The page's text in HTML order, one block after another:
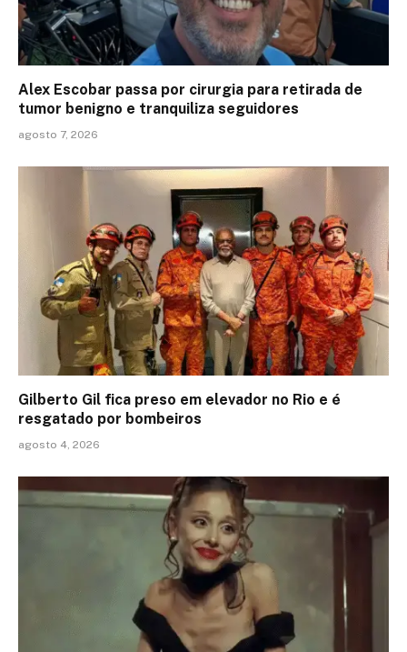
Alex Escobar passa por cirurgia para retirada de
tumor benigno e tranquiliza seguidores
agosto 7, 2026
Gilberto Gil fica preso em elevador no Rio e é
resgatado por bombeiros
agosto 4, 2026